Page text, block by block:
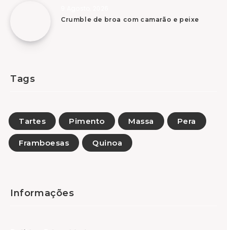
Crumble de broa com camarão e peixe
Tags
Tartes Pimento Massa Pera
Framboesas Quinoa
Informações